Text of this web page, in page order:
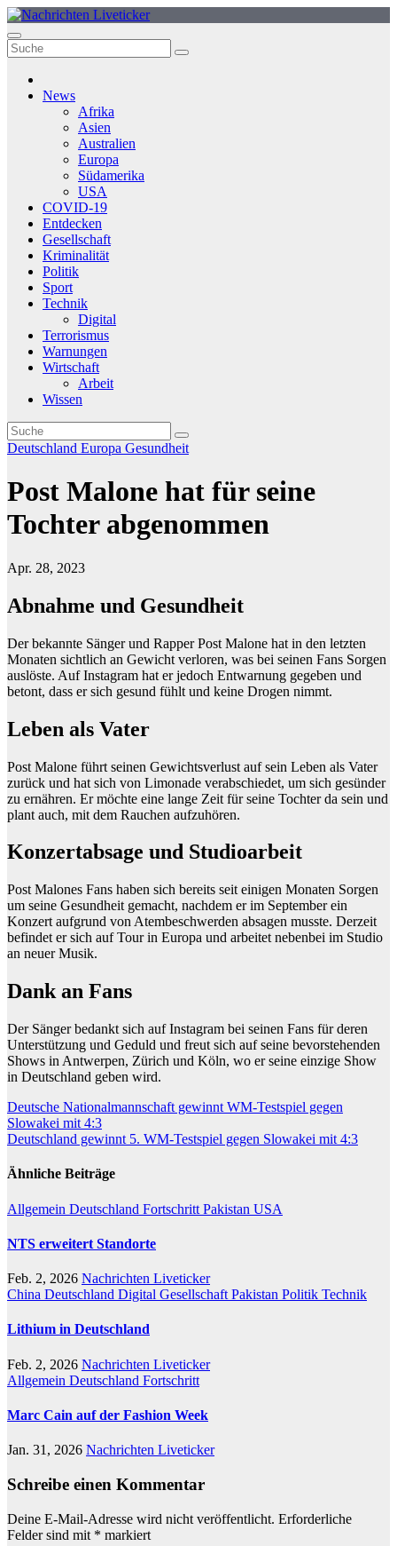
Zum
Inhalt
springen
News
Afrika
Asien
Australien
Europa
Südamerika
USA
COVID-19
Entdecken
Gesellschaft
Kriminalität
Politik
Sport
Technik
Digital
Terrorismus
Warnungen
Wirtschaft
Arbeit
Wissen
Deutschland Europa Gesundheit
Post Malone hat für seine
Tochter abgenommen
Apr. 28, 2023
Abnahme und Gesundheit
Der bekannte Sänger und Rapper Post Malone hat in den letzten
Monaten sichtlich an Gewicht verloren, was bei seinen Fans Sorgen
auslöste. Auf Instagram hat er jedoch Entwarnung gegeben und
betont, dass er sich gesund fühlt und keine Drogen nimmt.
Leben als Vater
Post Malone führt seinen Gewichtsverlust auf sein Leben als Vater
zurück und hat sich von Limonade verabschiedet, um sich gesünder
zu ernähren. Er möchte eine lange Zeit für seine Tochter da sein und
plant auch, mit dem Rauchen aufzuhören.
Konzertabsage und Studioarbeit
Post Malones Fans haben sich bereits seit einigen Monaten Sorgen
um seine Gesundheit gemacht, nachdem er im September ein
Konzert aufgrund von Atembeschwerden absagen musste. Derzeit
befindet er sich auf Tour in Europa und arbeitet nebenbei im Studio
an neuer Musik.
Dank an Fans
Der Sänger bedankt sich auf Instagram bei seinen Fans für deren
Unterstützung und Geduld und freut sich auf seine bevorstehenden
Shows in Antwerpen, Zürich und Köln, wo er seine einzige Show
in Deutschland geben wird.
Beitragsnavigation
Deutsche Nationalmannschaft gewinnt WM-Testspiel gegen
Slowakei mit 4:3
Deutschland gewinnt 5. WM-Testspiel gegen Slowakei mit 4:3
Ähnliche Beiträge
Allgemein Deutschland Fortschritt Pakistan USA
NTS erweitert Standorte
Feb. 2, 2026 Nachrichten Liveticker
China Deutschland Digital Gesellschaft Pakistan Politik Technik
Lithium in Deutschland
Feb. 2, 2026 Nachrichten Liveticker
Allgemein Deutschland Fortschritt
Marc Cain auf der Fashion Week
Jan. 31, 2026 Nachrichten Liveticker
Schreibe einen Kommentar
Deine E-Mail-Adresse wird nicht veröffentlicht. Erforderliche
Felder sind mit * markiert